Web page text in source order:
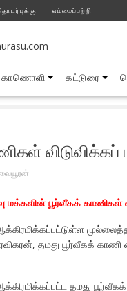
எம்மைப்பற்றி
காணொளி கட்டுரை
மக்களின் பூர்வீகக் காணிகள்
ரவிகரன், தமது பூர்வீகக்
தமது